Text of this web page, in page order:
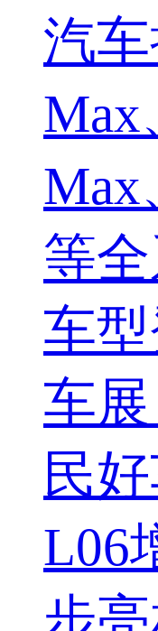
汽
Max
Max
等
车
车
民
L06